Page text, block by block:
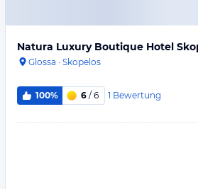
Natura Luxury Boutique Hotel
Glossa · Skopelos
100% 6 / 6 1 Bewertung